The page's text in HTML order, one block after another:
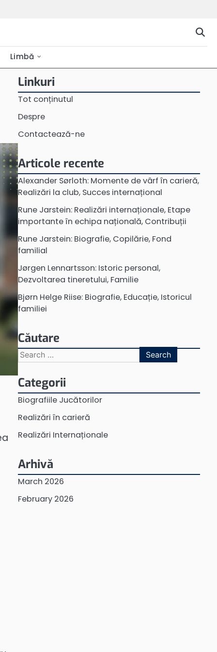
Limbă
Linkuri
Tot conținutul
Despre
Contactează-ne
Articole recente
Alexander Sørloth: Momente de vârf în carieră,
Realizări la club, Succes internațional
Rune Jarstein: Realizări internaționale, Etape
importante în echipa națională, Contribuții
Rune Jarstein: Biografie, Copilărie, Fond
familial
Jørgen Lennartsson: Istoric personal,
Dezvoltarea tineretului, Familie
Bjørn Helge Riise: Biografie, Educație, Istoricul
familiei
Căutare
Search
for:
Categorii
Biografiile Jucătorilor
Realizări în carieră
Realizări Internaționale
Arhivă
March 2026
February 2026